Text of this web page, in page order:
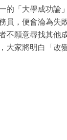
的「大學成功論
員，便會淪為失
不願意尋找其他
大家將明白「改